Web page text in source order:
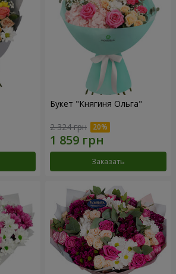
Букет "Княгиня Ольга"
2 324 грн
Заказать